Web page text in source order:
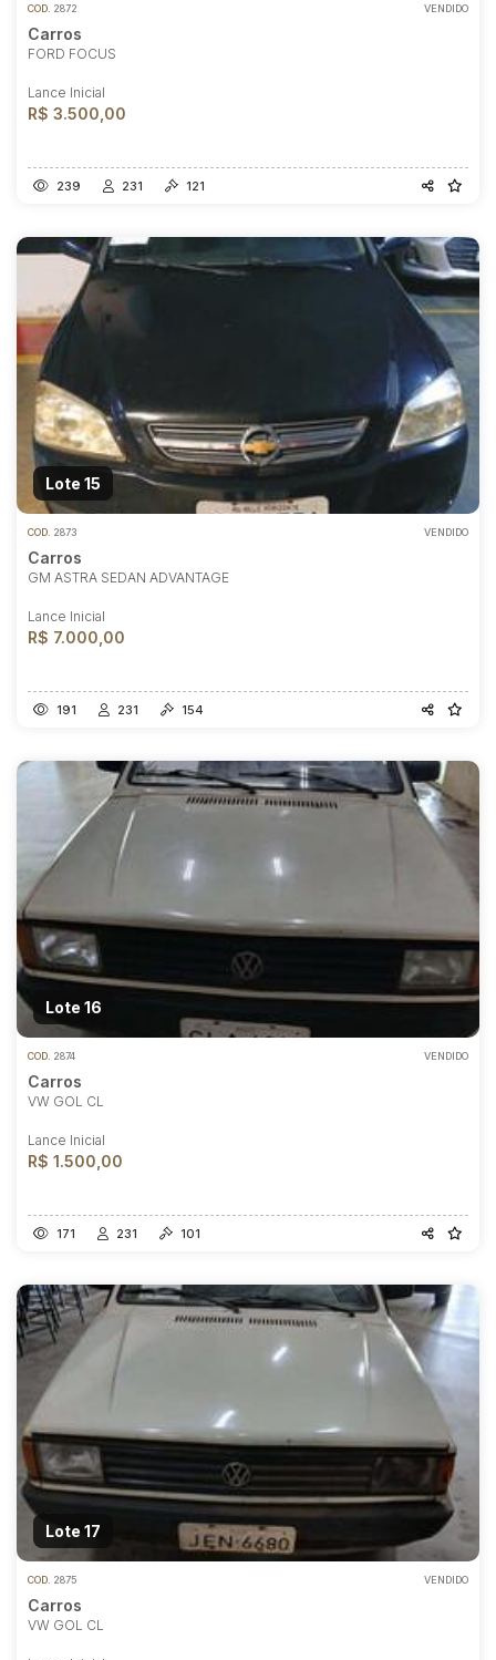
COD. 2872 VENDIDO
Carros
FORD FOCUS
Lance Inicial
R$ 3.500,00
239 231 121
Lote 15
COD. 2873 VENDIDO
Carros
GM ASTRA SEDAN ADVANTAGE
Lance Inicial
R$ 7.000,00
191 231 154
Lote 16
COD. 2874 VENDIDO
Carros
VW GOL CL
Lance Inicial
R$ 1.500,00
171 231 101
Lote 17
COD. 2875 VENDIDO
Carros
VW GOL CL